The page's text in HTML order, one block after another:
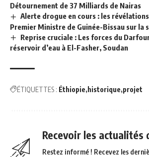
Détournement de 37 Milliards de Nairas
Alerte drogue en cours : les révélations
Premier Ministre de Guinée-Bissau sur la
Reprise cruciale : Les forces du
réservoir d’eau à El-Fasher, Soudan
ÉTIQUETTES : Éthiopie historique projet
Recevoir les actualités
Restez informé ! Recevez les